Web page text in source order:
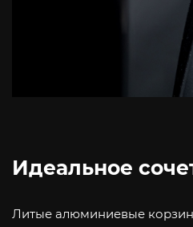
Идеальное
Литые алюминиевые